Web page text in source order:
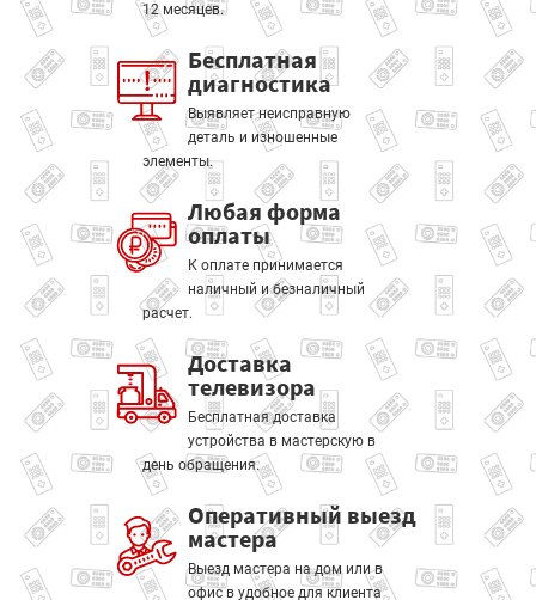
12 месяцев.
Бесплатная
диагностика
Выявляет неисправную
деталь и изношенные
элементы.
Любая форма
оплаты
К оплате принимается
наличный и безналичный
расчет.
Доставка
телевизора
Бесплатная доставка
устройства в мастерскую в
день обращения.
Оперативный выезд
мастера
Выезд мастера на дом или в
офис в удобное для клиента